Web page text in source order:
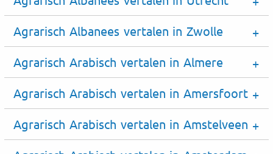
Agrarisch Albanees vertalen in Zwolle
Agrarisch Arabisch vertalen in Almere
Agrarisch Arabisch vertalen in Amersfoort
Agrarisch Arabisch vertalen in Amstelveen